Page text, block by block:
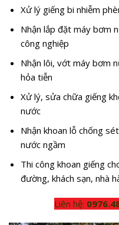
Xử lý giếng bi nhiễm
Nhận lắp đặt máy bơm
công nghiệp
Nhận lôi, vớt máy bơm
hỏa tiễn
Xử lý, sửa chữa giếng
nước
Nhận khoan lỗ chống
nước ngầm
Thi công khoan giếng
đường, khách sạn, nhà
Liên hệ: